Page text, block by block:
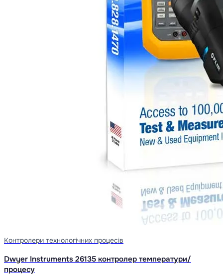
Контролери технологічних процесів
Dwyer Instruments 26135 контролер температури/
процесу